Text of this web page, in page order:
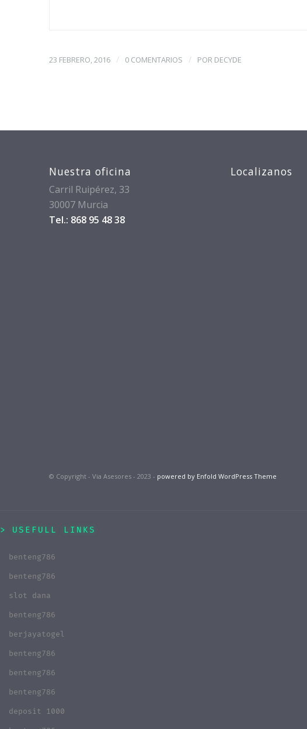
23 FEBRERO, 2016 / 0 COMENTARIOS / POR DECYDE
Nuestra oficina
Carril Ruipérez, 33
30007 Murcia
Tel.: 868 95 48 38
Localizanos
© Copyright - Via Asesores - 2023 - powered by Enfold WordPress Theme
USEFULL LINKS
benteng786
benteng786
slot dana
benteng786
berjayatogel
benteng786
benteng786
benteng786
deposit 1000